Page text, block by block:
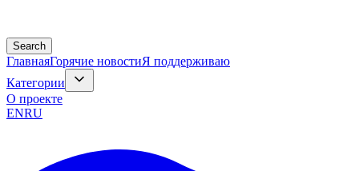
Search
ГлавнаяГорячие новостиЯ поддерживаю
Категории
О проекте
ENRU